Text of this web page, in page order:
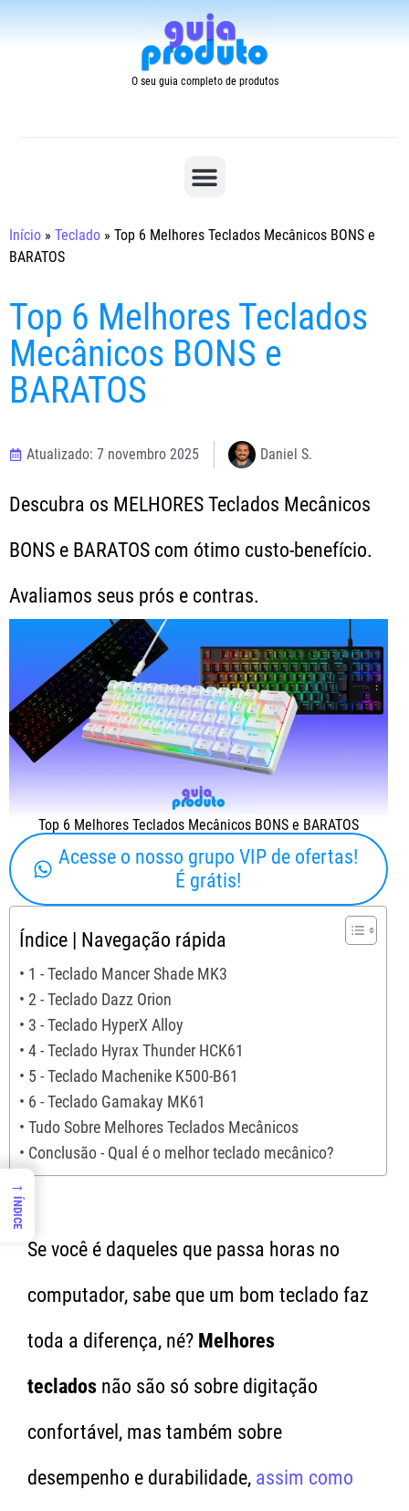
O seu guia completo de produtos
Início » Teclado » Top 6 Melhores Teclados Mecânicos BONS e
BARATOS
Top 6 Melhores Teclados
Mecânicos BONS e
BARATOS
Atualizado: 7 novembro 2025 Daniel S.
Descubra os MELHORES Teclados Mecânicos
BONS e BARATOS com ótimo custo-benefício.
Avaliamos seus prós e contras.
Top 6 Melhores Teclados Mecânicos BONS e BARATOS
Acesse o nosso grupo VIP de ofertas!
É grátis!
Índice | Navegação rápida
1 - Teclado Mancer Shade MK3
2 - Teclado Dazz Orion
3 - Teclado HyperX Alloy
4 - Teclado Hyrax Thunder HCK61
5 - Teclado Machenike K500-B61
6 - Teclado Gamakay MK61
Tudo Sobre Melhores Teclados Mecânicos
Conclusão - Qual é o melhor teclado mecânico?
Se você é daqueles que passa horas no
computador, sabe que um bom teclado faz
toda a diferença, né? Melhores
teclados não são só sobre digitação
confortável, mas também sobre
desempenho e durabilidade, assim como
→
ÍNDICE